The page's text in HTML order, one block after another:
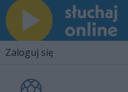
Zaloguj się